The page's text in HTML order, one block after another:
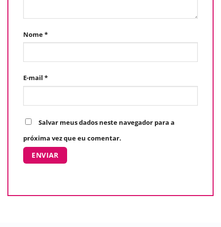
Nome*
E-mail *
Salvar meus dados neste navegador para a
próxima vez que eu comentar.